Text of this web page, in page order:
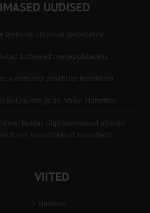
UUDISED
teekond ühtsesse teabesalve
turbaalad marjapõldudeks
unistusest praktilise tööriistani
kui elustiil ja äri: Väike Mahetalu
kuidas digilahendused aitavad
kasumlikkust kasvatada
VIITED
Uudised